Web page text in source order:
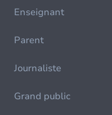
Enseignant
Parent
Journaliste
Grand public